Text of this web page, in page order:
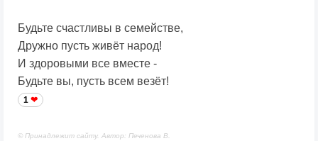
Будьте счастливы в семействе,
Дружно пусть живёт народ!
И здоровыми все вместе -
Будьте вы, пусть всем везёт!
1
© Принадлежит сайту. Автор: Печенова В.